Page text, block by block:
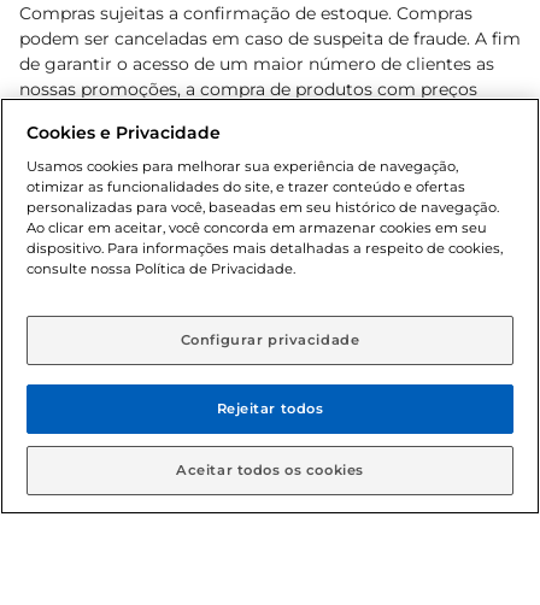
Compras sujeitas a confirmação de estoque. Compras
podem ser canceladas em caso de suspeita de fraude. A fim
de garantir o acesso de um maior número de clientes as
nossas promoções, a compra de produtos com preços
cliente. Os preços, ofertas e condições são exclusivos para
o e-commerce e válidos durante o dia de hoje, podendo
sofrer alterações sem prévia notificação. Proibida a venda
de bebidas alcoólicas para menores de 18 anos, conforme
Lei n.º 8069/90, art. 81, inciso II (Estatuto da Criança e do
Adolescente). Preços e condições exclusivos para o
aviso prévio. O valor mínimo para as compras on-line é de
© 2026 Copyright. Todos os direitos
reservados Gbarbosa.
Cookies e Privacidade
Usamos cookies para melhorar sua experiência de navegação,
otimizar as funcionalidades do site, e trazer conteúdo e ofertas
personalizadas para você, baseadas em seu histórico de navegação.
Ao clicar em aceitar, você concorda em armazenar cookies em seu
dispositivo. Para informações mais detalhadas a respeito de cookies,
consulte nossa Política de Privacidade.
Configurar privacidade
Rejeitar todos
Aceitar todos os cookies